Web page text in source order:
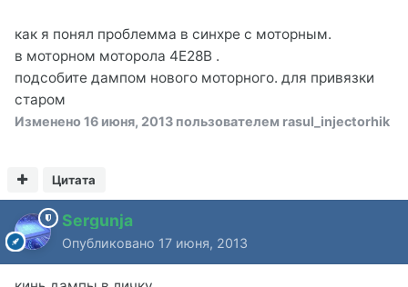
как я понял проблемма в синхре с моторным.
в моторном моторола 4E28B .
подсобите дампом нового моторного. для привязки
старом
Изменено 16 июня, 2013 пользователем rasul_injectorhik
Цитата
Sergunja
Опубликовано 17 июня, 2013